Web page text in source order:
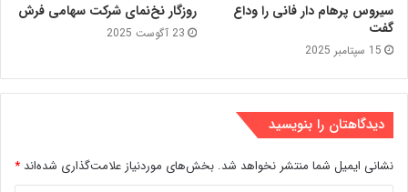
سیروس پرهام دار فانی را وداع
گفت
15 سپتامبر 2025
روزگار نخ‌نمای شرکت سهامی فرش
23 آگوست 2025
دیدگاهتان را بنویسید
نشانی ایمیل شما منتشر نخواهد شد. بخش‌های موردنیاز علامت‌گذاری شده‌اند *